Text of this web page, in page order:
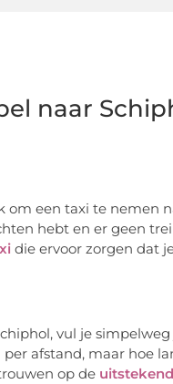
naar
een taxi te nemen
hebt en er geen
die ervoor zorgen dat
vul je
afstand, maar hoe
op de